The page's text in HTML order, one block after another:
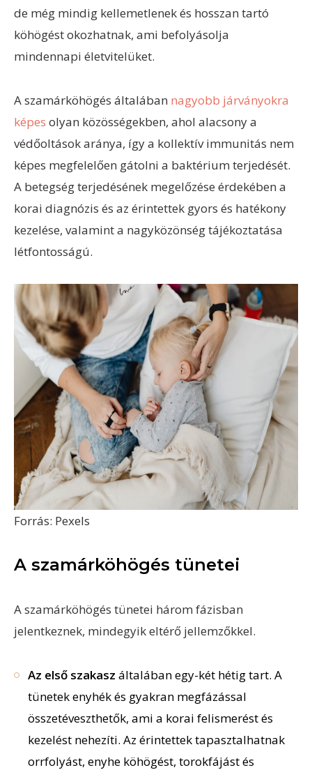
de még mindig kellemetlenek és hosszan tartó
köhögést okozhatnak, ami befolyásolja
mindennapi életvitelüket.
A szamárköhögés általában nagyobb járványokra
képes olyan közösségekben, ahol alacsony a
védőoltások aránya, így a kollektív immunitás nem
képes megfelelően gátolni a baktérium terjedését.
A betegség terjedésének megelőzése érdekében a
korai diagnózis és az érintettek gyors és hatékony
kezelése, valamint a nagyközönség tájékoztatása
létfontosságú.
Forrás: Pexels
A szamárköhögés tünetei
A szamárköhögés tünetei három fázisban
jelentkeznek, mindegyik eltérő jellemzőkkel.
Az első szakasz általában egy-két hétig tart. A
tünetek enyhék és gyakran megfázással
összetéveszthetők, ami a korai felismerést és
kezelést nehezíti. Az érintettek tapasztalhatnak
orrfolyást, enyhe köhögést, torokfájást és